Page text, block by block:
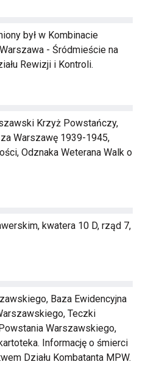
był w Kombinacie
- Śródmieście na
Rewizji i Kontroli.
Krzyż Powstańczy,
Warszawę 1939-1945,
Odznaka Weterana Walk o
kwatera 10 D, rząd 7,
Baza Ewidencyjna
Teczki
Warszawskiego,
Informację o śmierci
Działu Kombatanta MPW.